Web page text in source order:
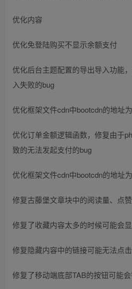
优化内容
优化免登陆购买不显示余额支付
优化后台主题配置的导出导入功能
入失败的bug
优化框架文件cdn中bootcdn的地址
优化订单金额逻辑函数，修复由于
致的无法发起支付的bug
优化框架文件cdn中bootcdn的地址
修复古藤堡文章块中的阅读量、点
修复了收藏内容太多的时候可能会
修复隐藏内容中的链接可能无法点
修复了移动端底部TAB的按钮可能